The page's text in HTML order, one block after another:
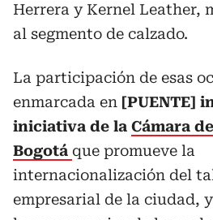
Herrera y Kernel Leather,
al segmento de calzado.
La participación de esas
enmarcada en [PUENTE]
iniciativa de la Cámara
Bogotá que promueve la
internacionalización del
empresarial de la ciudad,